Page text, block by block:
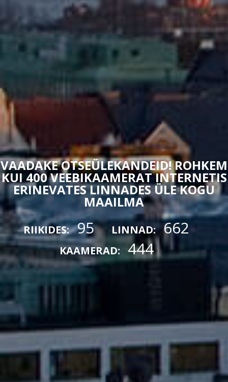
VAADAKE OTSEÜLEKANDEID! ROHKEM
KUI 400 VEEBIKAAMERAT INTERNETIS
ERINEVATES LINNADES ÜLE KOGU
MAAILMA
RIIKIDES: 95 LINNAD: 662
KAAMERAD: 444